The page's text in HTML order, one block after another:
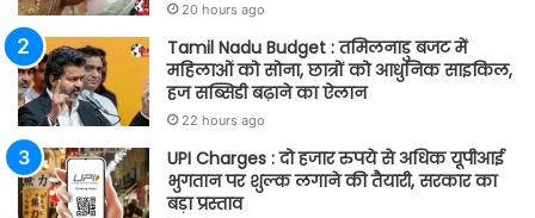
20 hours ago
Tamil Nadu Budget : तमिलनाडु बजट में
महिलाओं को सोना, छात्रों को आधुनिक साइकिल,
हज सब्सिडी बढ़ाने का ऐलान
22 hours ago
UPI Charges : दो हजार रुपये से अधिक यूपीआई
भुगतान पर शुल्क लगाने की तैयारी, सरकार का
बड़ा प्रस्ताव